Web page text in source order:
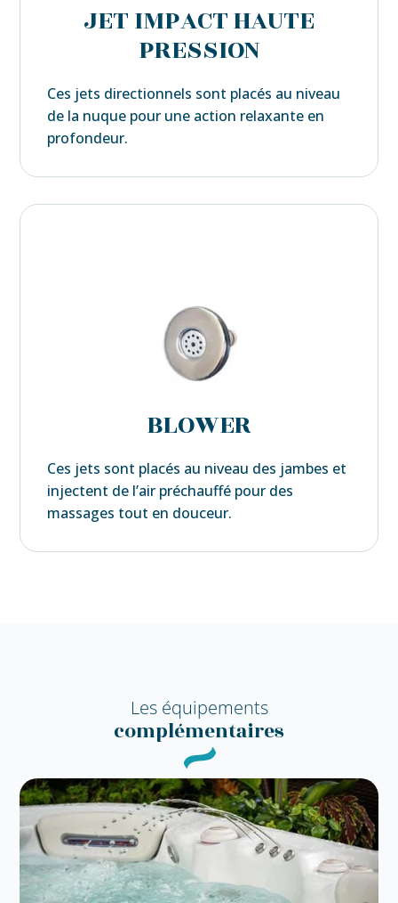
JET IMPACT HAUTE
PRESSION
Ces jets directionnels sont placés au niveau
de la nuque pour une action relaxante en
profondeur.
BLOWER
Ces jets sont placés au niveau des jambes et
injectent de l’air préchauffé pour des
massages tout en douceur.
Les équipements
complémentaires